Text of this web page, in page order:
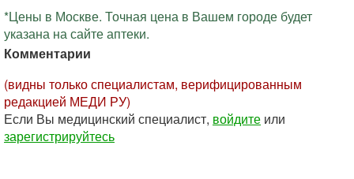
*Цены в Москве. Точная цена в Вашем городе будет
указана на сайте аптеки.
Комментарии
(видны только специалистам, верифицированным
редакцией МЕДИ РУ)
Если Вы медицинский специалист, войдите или
зарегистрируйтесь